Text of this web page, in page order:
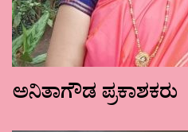
ಅನಿತಾಗೌಡ ಪ್ರಕಾಶಕರು